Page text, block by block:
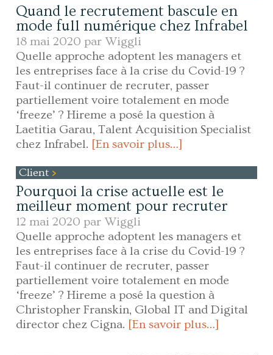
Quand le recrutement bascule en
mode full numérique chez Infrabel
18 mai 2020 par Wiggli
Quelle approche adoptent les managers et
les entreprises face à la crise du Covid-19 ?
Faut-il continuer de recruter, passer
partiellement voire totalement en mode
‘freeze’ ? Hireme a posé la question à
Laetitia Garau, Talent Acquisition Specialist
chez Infrabel. [En savoir plus…]
Client
Pourquoi la crise actuelle est le
meilleur moment pour recruter
12 mai 2020 par Wiggli
Quelle approche adoptent les managers et
les entreprises face à la crise du Covid-19 ?
Faut-il continuer de recruter, passer
partiellement voire totalement en mode
‘freeze’ ? Hireme a posé la question à
Christopher Franskin, Global IT and Digital
director chez Cigna. [En savoir plus…]